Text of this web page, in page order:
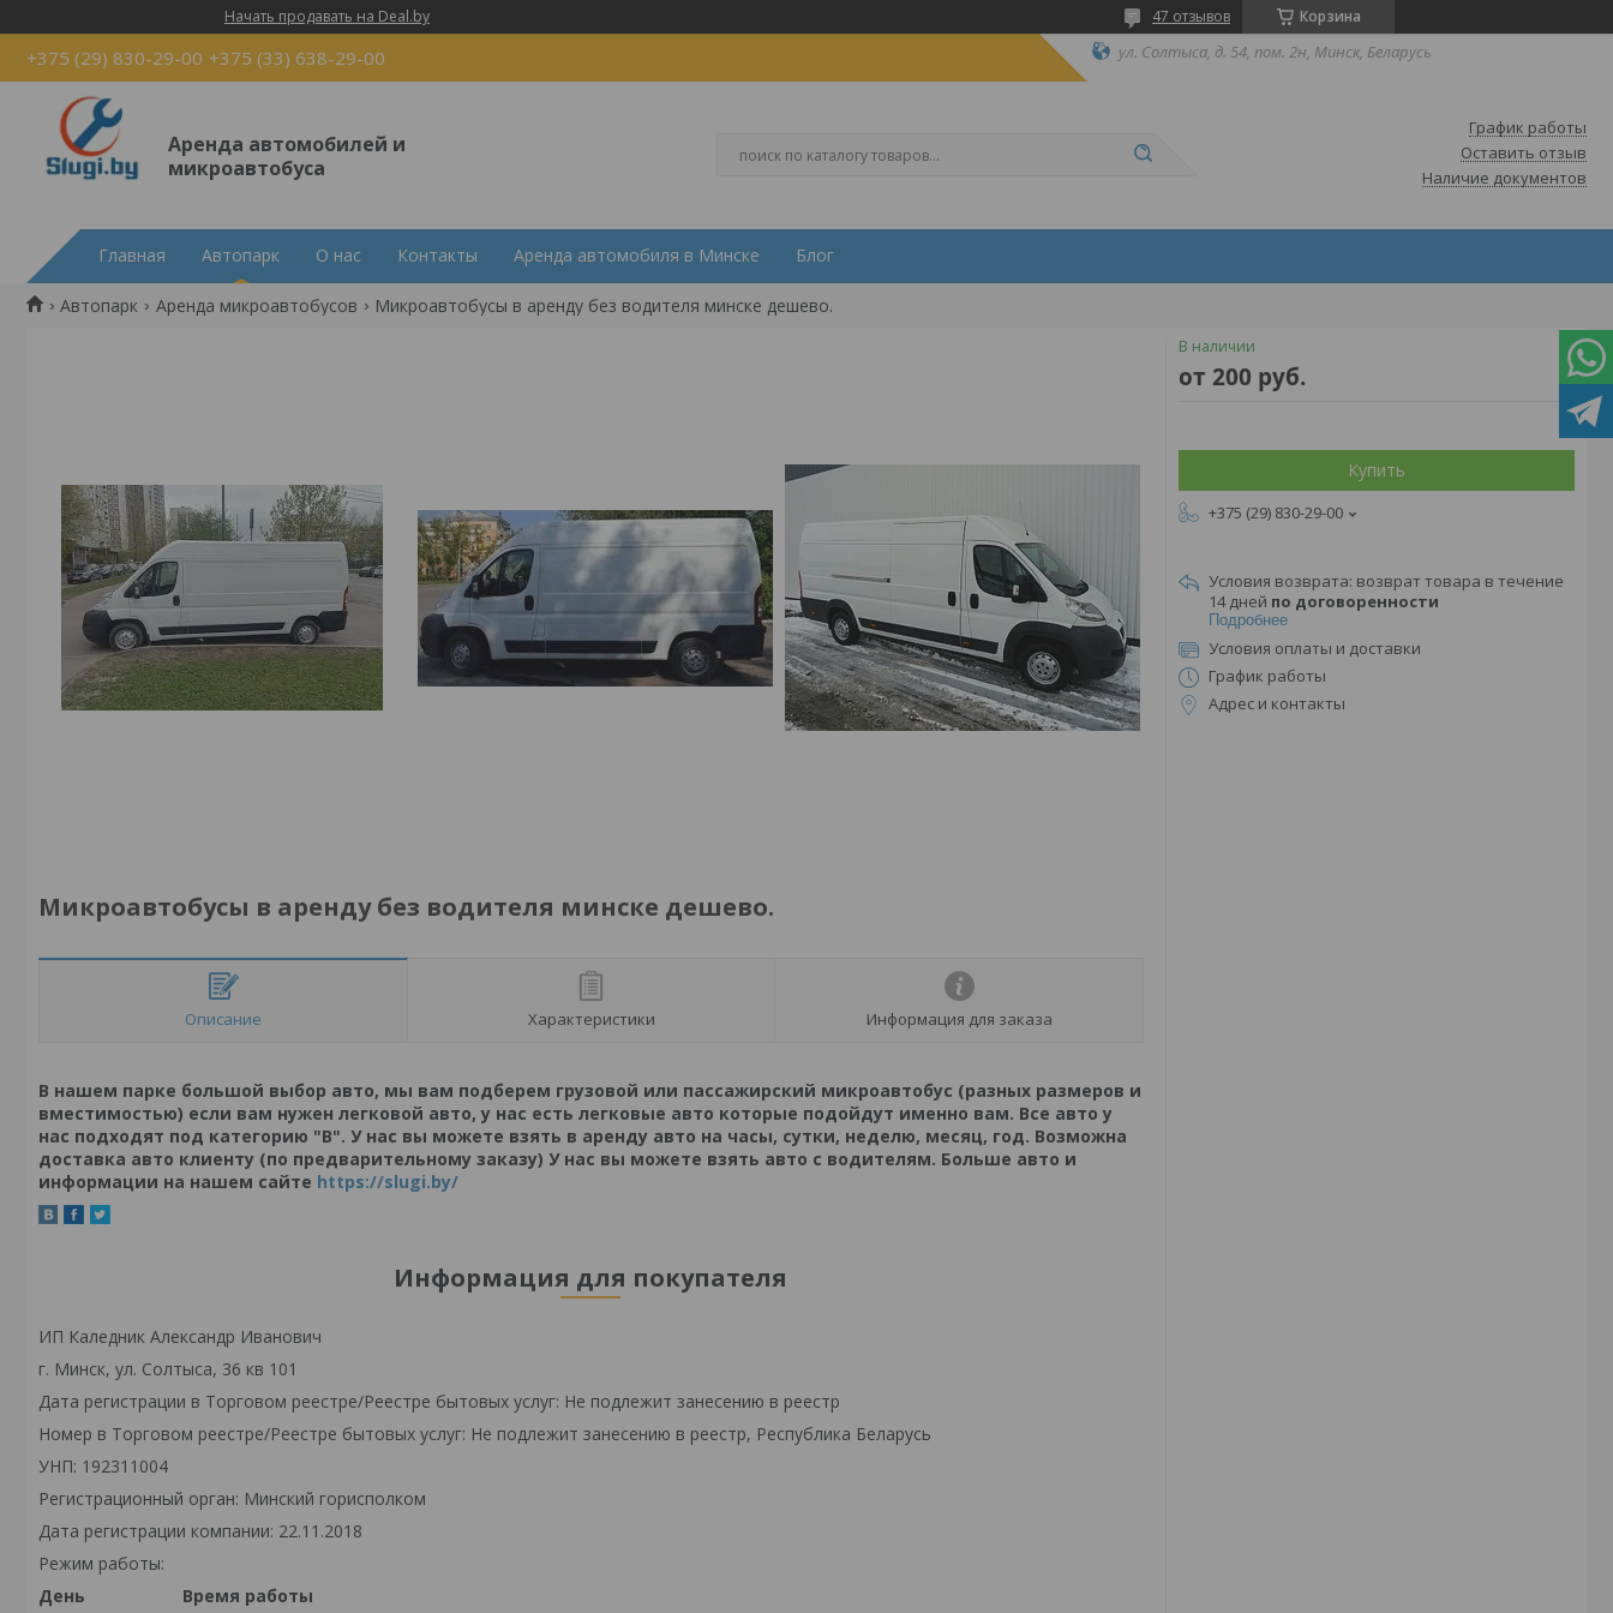
Начать продавать на Deal.by Корзина
47 отзывов
+375 (29) 830-29-00 +375 (33) 638-29-00 ул. Солтыса, д. 54, пом. 2н, Минск, Беларусь
Аренда автомобилей и
микроавтобуса
График работы
Оставить отзыв
Наличие документов
Главная Автопарк О нас Контакты Аренда автомобиля в Минске Блог
Автопарк Аренда микроавтобусов Микроавтобусы в аренду без водителя минске дешево.
Микроавтобусы в аренду без водителя минске дешево.
Описание Характеристики Информация для заказа
В нашем парке большой выбор авто, мы вам подберем грузовой или пассажирский микроавтобус (разных размеров и
вместимостью) если вам нужен легковой авто, у нас есть легковые авто которые подойдут именно вам. Все авто у
нас подходят под категорию "В". У нас вы можете взять в аренду авто на часы, сутки, неделю, месяц, год. Возможна
доставка авто клиенту (по предварительному заказу) У нас вы можете взять авто с водителям. Больше авто и
информации на нашем сайте https://slugi.by/
Информация для покупателя
ИП Каледник Александр Иванович
г. Минск, ул. Солтыса, 36 кв 101
Дата регистрации в Торговом реестре/Реестре бытовых услуг: Не подлежит занесению в реестр
Номер в Торговом реестре/Реестре бытовых услуг: Не подлежит занесению в реестр, Республика Беларусь
УНП: 192311004
Регистрационный орган: Минский горисполком
Дата регистрации компании: 22.11.2018
Режим работы:
День
Время работы
В наличии
от 200 руб.
Купить
+375 (29) 830-29-00
возврат товара в течение
14 дней по договоренности
Подробнее
Условия оплаты и доставки
График работы
Адрес и контакты